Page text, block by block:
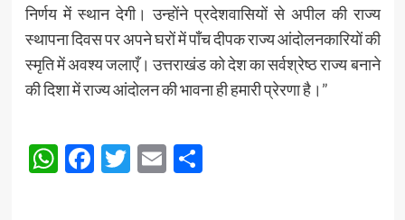
निर्णय में स्थान देगी। उन्होंने प्रदेशवासियों से अपील की राज्य
स्थापना दिवस पर अपने घरों में पाँच दीपक राज्य आंदोलनकारियों की
स्मृति में अवश्य जलाएँ। उत्तराखंड को देश का सर्वश्रेष्ठ राज्य बनाने
की दिशा में राज्य आंदोलन की भावना ही हमारी प्रेरणा है।”
Post
navigation
WhatsApp
Facebook
Twitter
EmailShare